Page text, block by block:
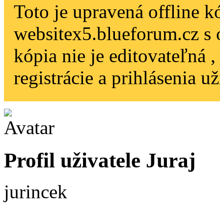
Toto je upravená offline
websitex5.blueforum.cz
kópia nie je editovateľná
registrácie a prihlásenia
Profil uživatele Juraj
jurincek